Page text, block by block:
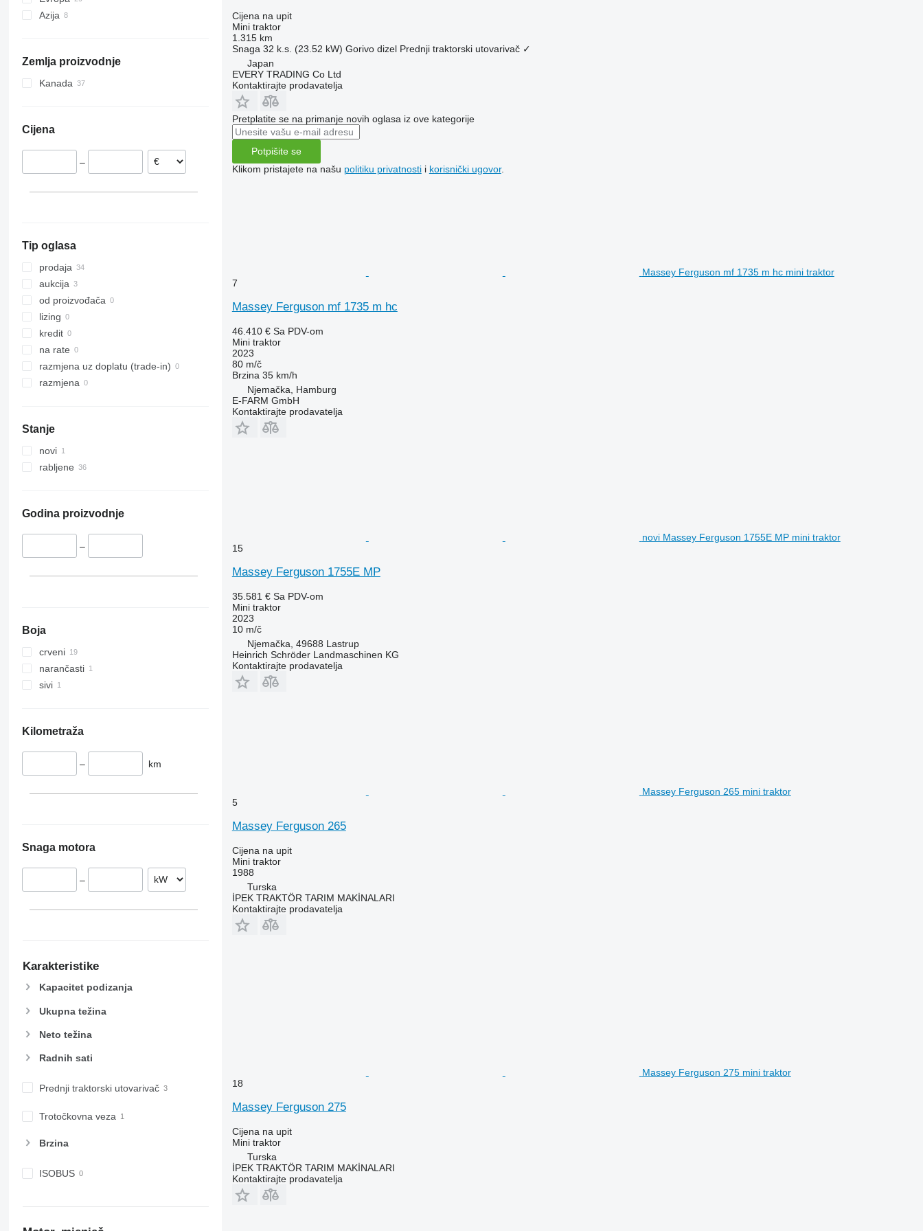
Poljska
Danska
Azija
Zemlja proizvodnje
Kanada
Cijena
–
Tip oglasa
prodaja
aukcija
od proizvođača
lizing
kredit
na rate
razmjena uz doplatu (trade-in)
razmjena
Stanje
novi
rabljene
Godina proizvodnje
–
Boja
crveni
narančasti
sivi
Kilometraža
– km
Snaga motora
–
Karakteristike
Kapacitet podizanja
Ukupna težina
Neto težina
Radnih sati
Prednji traktorski utovarivač
Trotočkovna veza
Brzina
ISOBUS
Cijena na upit
Mini traktor
1.315 km
Snaga 32 k.s. (23.52 kW) Gorivo dizel Prednji traktorski utovarivač ✓
Japan
EVERY TRADING Co Ltd
Kontaktirajte prodavatelja
Pretplatite se na primanje novih oglasa iz ove kategorije
Potpišite se
Klikom pristajete na našu politiku privatnostii korisnički ugovor.
Massey Ferguson mf 1735 m hc mini traktor
7
Massey Ferguson mf 1735 m hc
46.410 € Sa PDV-om
Mini traktor
2023
80 m/č
Brzina 35 km/h
Njemačka, Hamburg
E-FARM GmbH
Kontaktirajte prodavatelja
novi Massey Ferguson 1755E MP mini traktor
15
Massey Ferguson 1755E MP
35.581 € Sa PDV-om
Mini traktor
2023
10 m/č
Njemačka, 49688 Lastrup
Heinrich Schröder Landmaschinen KG
Kontaktirajte prodavatelja
Massey Ferguson 265 mini traktor
5
Massey Ferguson 265
Cijena na upit
Mini traktor
1988
Turska
İPEK TRAKTÖR TARIM MAKİNALARI
Kontaktirajte prodavatelja
Massey Ferguson 275 mini traktor
18
Massey Ferguson 275
Cijena na upit
Mini traktor
Turska
İPEK TRAKTÖR TARIM MAKİNALARI
Kontaktirajte prodavatelja